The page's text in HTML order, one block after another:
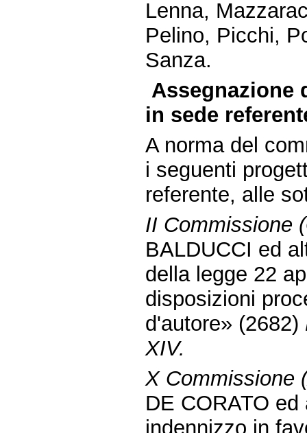
Lenna,
Pelino, Picchi,
Sanza.
Assegnazione
in sede
A norma del
i seguenti
referente, alle
II Commissione
BALDUCCI ed
della legge 22
disposizioni
d'autore» (2682)
XIV.
X Commissione
DE CORATO
indennizzo in